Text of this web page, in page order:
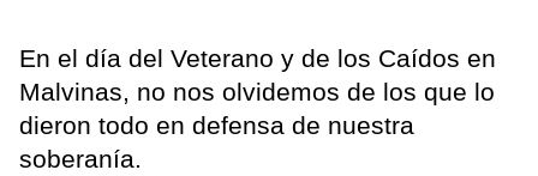
En el día del Veterano y de los Caídos en
Malvinas, no nos olvidemos de los que lo
dieron todo en defensa de nuestra
soberanía.